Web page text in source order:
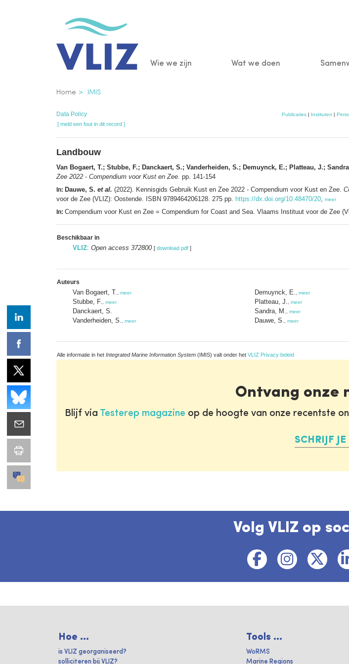
Main
Wie we zijn Wat we doen
Kruimelpad
Home IMIS
Data Policy Publicaties| Instituten |
[ meld een fout in dit record ]
Landbouw
Van Bogaert, T.; Stubbe, F.; Danckaert, S.; Vanderheiden, S.; Demuynck, E.; Platteau, J.;
Zee 2022 - Compendium voor Kust en Zee. pp. 141-154
In: Dauwe, S. et al. (2022). Kennisgids Gebruik Kust en Zee 2022 - Compendium voor Kust en Zee.
voor de Zee (VLIZ): Oostende. ISBN 9789464206128. 275 pp.
https://dx.doi.org/10.48470/20 meer
In: Compendium voor Kust en Zee = Compendium for Coast and Sea. Vlaams Instituut voor de Zee
Beschikbaar in
VLIZ: Open access 372800 [ download pdf ]
Auteurs
Van Bogaert, T. meer
Stubbe, F. meer
Danckaert, S.
Vanderheiden, S.
meer
Demuynck, E. meer
Platteau, J. meer
Sandra, M. meer
Dauwe, S. meer
Alle informatie in het Integrated Marine Information System (IMIS) valt onder het VLIZ Privacy beleid
Ontvang onze
Blijf via Testerep magazine op de hoogte van onze recentste
SCHRIJF JE
Volg VLIZ op
Hoe ...
is VLIZ georganiseerd?
solliciteren bij VLIZ?
Tools ...
WoRMS
Marine Regions